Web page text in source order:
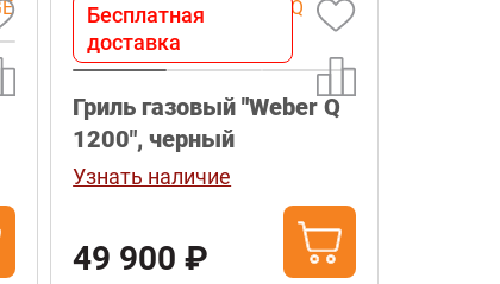
Бесплатная
доставка
Гриль газовый "Weber Q
1200", черный
Узнать наличие
49 900 ₽